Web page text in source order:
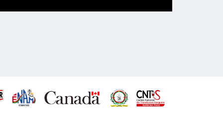
et d’inspection planifiée interne
systémique n’est plus axée sur
sur les processus, afin de